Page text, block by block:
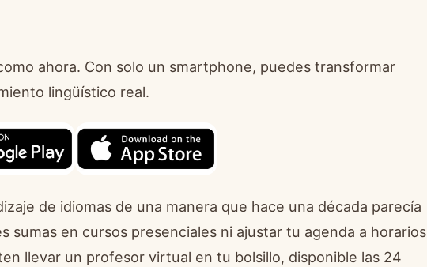
ahora. Con solo un smartphone, puedes transformar
lingüístico real.
de idiomas de una manera que hace una década parecía
sumas en cursos presenciales ni ajustar tu agenda a horarios
llevar un profesor virtual en tu bolsillo, disponible las 24